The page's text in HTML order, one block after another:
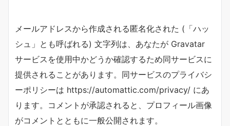
メールアドレスから作成される匿名化された (「ハッ
シュ」とも呼ばれる) 文字列は、あなたが Gravatar
サービスを使用中かどうか確認するため同サービスに
提供されることがあります。同サービスのプライバシ
ーポリシーは https://automattic.com/privacy/ にあ
ります。コメントが承認されると、プロフィール画像
がコメントとともに一般公開されます。